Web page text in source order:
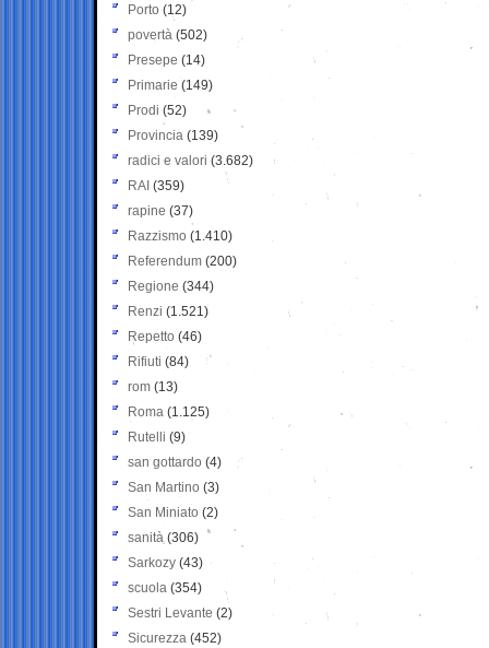
Porto (12)
povertà (502)
Presepe (14)
Primarie (149)
Prodi (52)
Provincia (139)
radici e valori (3.682)
RAI (359)
rapine (37)
Razzismo (1.410)
Referendum (200)
Regione (344)
Renzi (1.521)
Repetto (46)
Rifiuti (84)
rom (13)
Roma (1.125)
Rutelli (9)
san gottardo (4)
San Martino (3)
San Miniato (2)
sanità (306)
Sarkozy (43)
scuola (354)
Sestri Levante (2)
Sicurezza (452)